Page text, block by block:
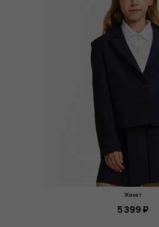
Жакет
5 399 ₽